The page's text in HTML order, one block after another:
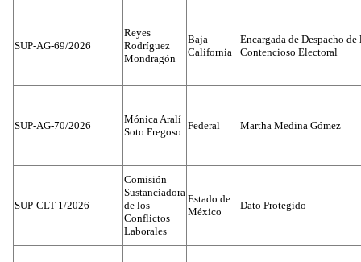
SUP-AG-69/2026
Reyes
Rodríguez
Mondragón
Baja
California
Encargada de Despacho
Contencioso Electoral
SUP-AG-70/2026
Mónica Aralí
Soto Fregoso
Federal Martha Medina Gómez
SUP-CLT-1/2026
Comisión
Sustanciadora
de los
Conflictos
Laborales
Estado de
México
Dato Protegido